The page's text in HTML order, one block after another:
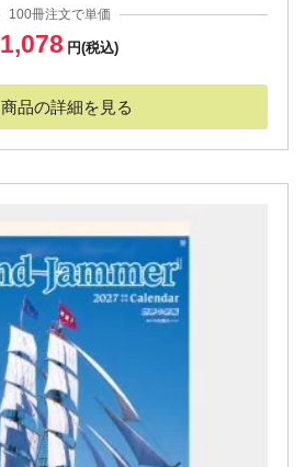
100冊注文で単価
1,078 円(税込)
商品の詳細を見る